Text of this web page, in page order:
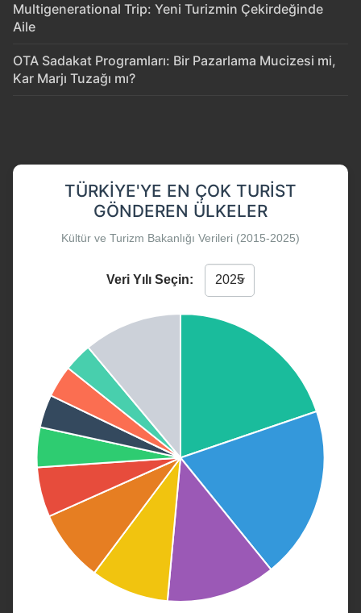
Multigenerational Trip: Yeni Turizmin Çekirdeğinde
Aile
OTA Sadakat Programları: Bir Pazarlama Mucizesi mi,
Kar Marjı Tuzağı mı?
TÜRKIYE'YE EN ÇOK TURIST
GÖNDEREN ÜLKELER
Kültür ve Turizm Bakanlığı Verileri (2015-2025)
Veri Yılı Seçin: